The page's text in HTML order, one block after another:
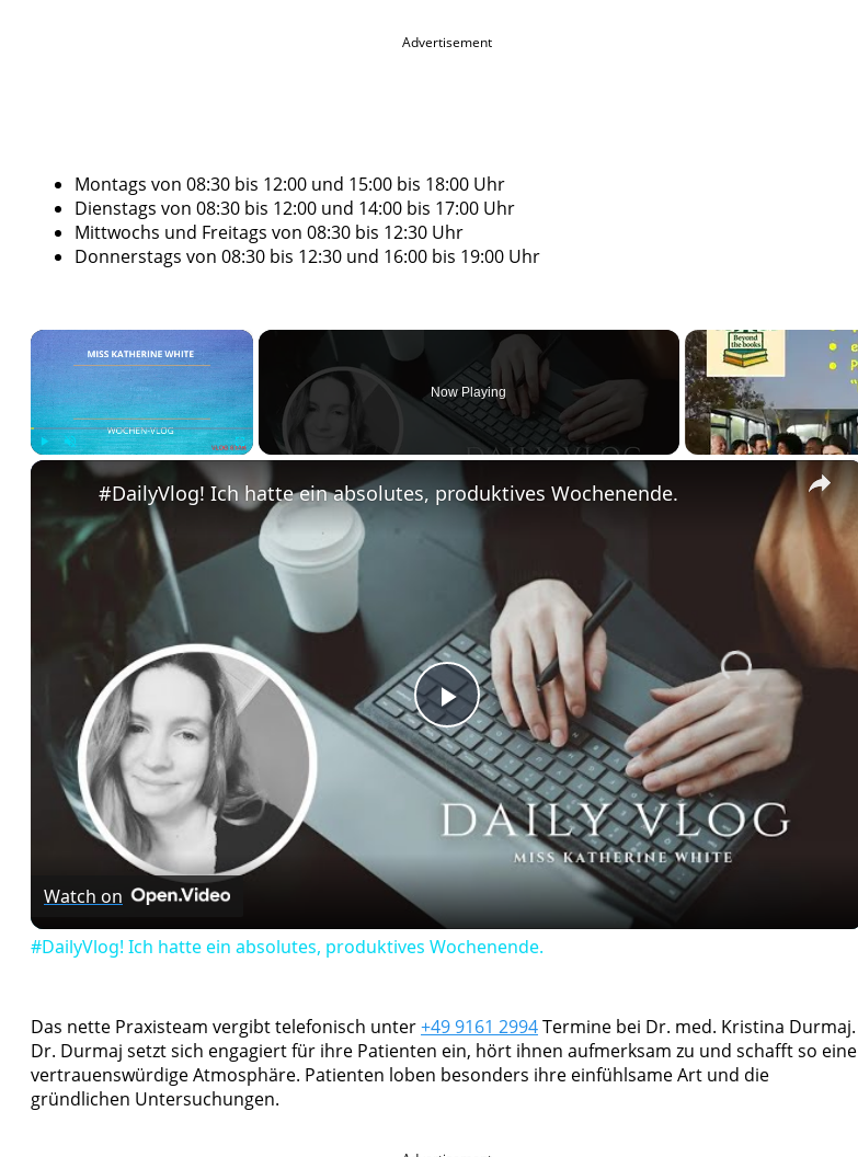
Advertisement
Montags von 08:30 bis 12:00 und 15:00 bis 18:00 Uhr
Dienstags von 08:30 bis 12:00 und 14:00 bis 17:00 Uhr
Mittwochs und Freitags von 08:30 bis 12:30 Uhr
Donnerstags von 08:30 bis 12:30 und 16:00 bis 19:00 Uhr
×
Now Playing
×
Play
Video
#DailyVlog! Ich hatte ein absolutes, produktives Wochenende.
Watch on
#DailyVlog! Ich hatte ein absolutes, produktives Wochenende.
Das nette Praxisteam vergibt telefonisch unter+49 9161 2994Termine bei Dr. med. Kristina Durmaj.
Dr. Durmaj setzt sich engagiert für ihre Patienten ein, hört ihnen aufmerksam zu und schafft so eine
vertrauenswürdige Atmosphäre. Patienten loben besonders ihre einfühlsame Art und die
gründlichen Untersuchungen.